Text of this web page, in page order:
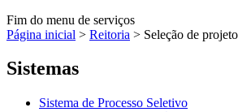
Fim do menu de serviços
Página inicial > Reitoria > Seleção de
Sistemas
Sistema de Processo Seletivo